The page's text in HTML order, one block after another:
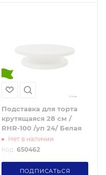
Подставка для торта
крутящаяся 28 см /
RHR-100 /уп 24/ Белая
Нет в наличии
Код: 650462
ПОДПИСАТЬСЯ